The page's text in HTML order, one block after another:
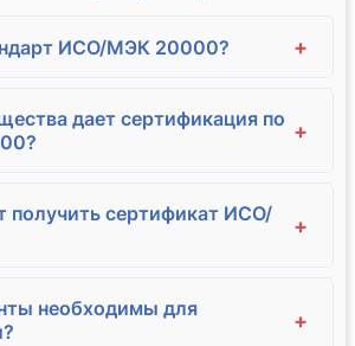
ИСО/МЭК 20000? +
дает сертификация по +
получить сертификат ИСО/
+
необходимы для
+